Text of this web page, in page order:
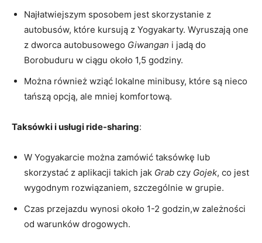
Najłatwiejszym sposobem jest skorzystanie z
autobusów, które kursują z Yogyakarty. Wyruszają one
z dworca autobusowego Giwangan i jadą do
Borobuduru w ciągu około 1,5 godziny.
Można również wziąć lokalne minibusy, które są nieco
tańszą opcją, ale mniej komfortową.
Taksówki i usługi ride-sharing:
W Yogyakarcie można zamówić taksówkę lub
skorzystać z aplikacji takich jak Grab czy Gojek, co jest
wygodnym rozwiązaniem, szczególnie w grupie.
Czas przejazdu wynosi około 1-2 godzin,w zależności
od warunków drogowych.